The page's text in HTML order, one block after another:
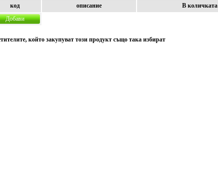
код описание
В количката
Добави
който закупуват този продукт също така избират